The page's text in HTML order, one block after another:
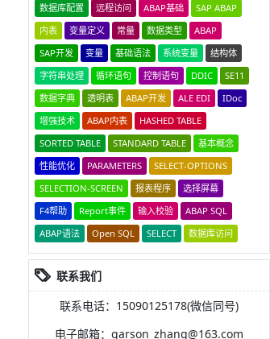
数据库配置
远程访问 ABAP基础
SAP ABAP
内表
变量定义 常量 数据类型
ABAP
SAP开发
变量 基础语法 系统变量
结构体
字符串处理
循环语句 控制语句 DDIC
SE11
数据字典
透明表 ABAP开发 ALE EDI
IDoc
增强技术
ABAP内表
HASHED TABLE
SORTED TABLE
STANDARD TABLE
基本概念
性能优化
PARAMETERS
SELECT-OPTIONS
SELECTION-SCREEN
报表程序
选择屏幕
F4帮助
Report事件 输入校验
ABAP SQL
ABAP语法
Open SQL SELECT 数据库访问
联系我们
联系电话：15090125178(微信同号)
电子邮箱：garson_zhang@163.com